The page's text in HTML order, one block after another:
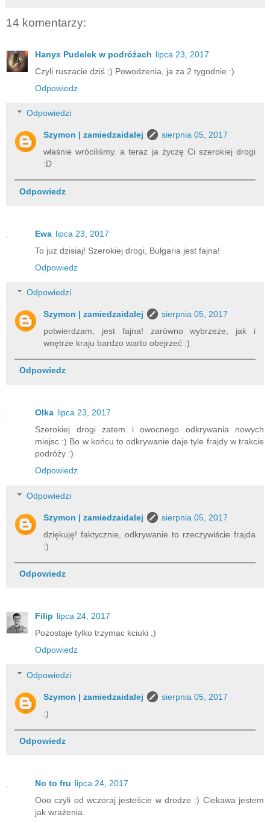
14 komentarzy:
Hanys Pudelek w podróżach lipca 23, 2017
Czyli ruszacie dziś ;) Powodzenia, ja za 2 tygodnie :)
Odpowiedz
Odpowiedzi
Szymon | zamiedzaidalej
sierpnia 05, 2017
właśnie wróciliśmy. a teraz ja życzę Ci szerokiej drogi
:D
Odpowiedz
Ewa lipca 23, 2017
To juz dzisiaj! Szerokiej drogi, Bułgaria jest fajna!
Odpowiedz
Odpowiedzi
Szymon | zamiedzaidalej
sierpnia 05, 2017
potwierdzam, jest fajna! zarówno wybrzeże, jak i
wnętrze kraju bardzo warto obejrzeć :)
Odpowiedz
Olka lipca 23, 2017
Szerokiej drogi zatem i owocnego odkrywania nowych
miejsc :) Bo w końcu to odkrywanie daje tyle frajdy w trakcie
podróży :)
Odpowiedz
Odpowiedzi
Szymon | zamiedzaidalej
sierpnia 05, 2017
dziękuję! faktycznie, odkrywanie to rzeczywiście frajda
:)
Odpowiedz
Filip lipca 24, 2017
Pozostaje tylko trzymac kciuki ;)
Odpowiedz
Odpowiedzi
Szymon | zamiedzaidalej
sierpnia 05, 2017
:)
Odpowiedz
No to fru lipca 24, 2017
Ooo czyli od wczoraj jesteście w drodze :) Ciekawa jestem
jak wrażenia.